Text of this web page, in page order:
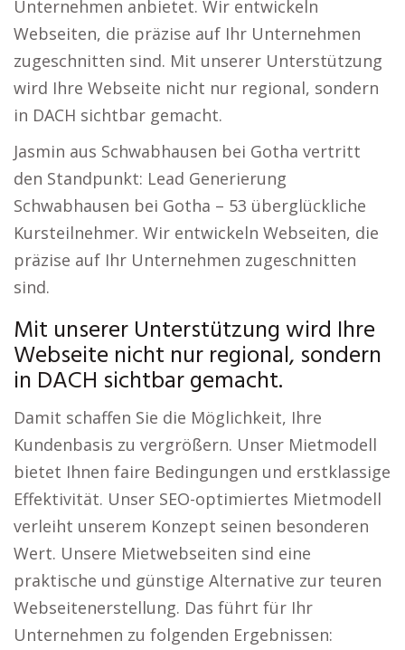
Unternehmen anbietet. Wir entwickeln
Webseiten, die präzise auf Ihr Unternehmen
zugeschnitten sind. Mit unserer Unterstützung
wird Ihre Webseite nicht nur regional, sondern
in DACH sichtbar gemacht.
Jasmin aus Schwabhausen bei Gotha vertritt
den Standpunkt: Lead Generierung
Schwabhausen bei Gotha – 53 überglückliche
Kursteilnehmer. Wir entwickeln Webseiten, die
präzise auf Ihr Unternehmen zugeschnitten
sind.
Mit unserer Unterstützung wird Ihre
Webseite nicht nur regional, sondern
in DACH sichtbar gemacht.
Damit schaffen Sie die Möglichkeit, Ihre
Kundenbasis zu vergrößern. Unser Mietmodell
bietet Ihnen faire Bedingungen und erstklassige
Effektivität. Unser SEO-optimiertes Mietmodell
verleiht unserem Konzept seinen besonderen
Wert. Unsere Mietwebseiten sind eine
praktische und günstige Alternative zur teuren
Webseitenerstellung. Das führt für Ihr
Unternehmen zu folgenden Ergebnissen: